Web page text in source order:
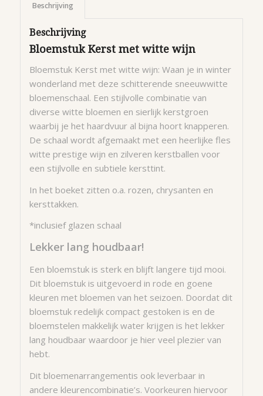
Beschrijving
Beschrijving
Bloemstuk Kerst met witte wijn
Bloemstuk Kerst met witte wijn: Waan je in winter
wonderland met deze schitterende sneeuwwitte
bloemenschaal. Een stijlvolle combinatie van
diverse witte bloemen en sierlijk kerstgroen
waarbij je het haardvuur al bijna hoort knapperen.
De schaal wordt afgemaakt met een heerlijke fles
witte prestige wijn en zilveren kerstballen voor
een stijlvolle en subtiele kersttint.
In het boeket zitten o.a. rozen, chrysanten en
kersttakken.
*inclusief glazen schaal
Lekker lang houdbaar!
Een bloemstuk is sterk en blijft langere tijd mooi.
Dit bloemstuk is uitgevoerd in rode en goene
kleuren met bloemen van het seizoen. Doordat dit
bloemstuk redelijk compact gestoken is en de
bloemstelen makkelijk water krijgen is het lekker
lang houdbaar waardoor je hier veel plezier van
hebt.
Dit bloemenarrangementis ook leverbaar in
andere kleurencombinatie’s. Voorkeuren hiervoor